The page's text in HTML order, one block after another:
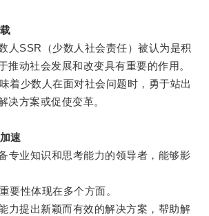
SSR（少数人社会责任）被认为是积
推动社会发展和改变具有重要的作用。
少数人在面对社会问题时，勇于站出
决方案或促使变革。
速
业知识和思考能力的领导者，能够影
性体现在多个方面。
提出新颖而有效的解决方案，帮助解